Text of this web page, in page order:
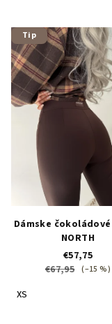
Tip
Dámske
NORTH
€57,75
€67,95 (–15 %)
XS